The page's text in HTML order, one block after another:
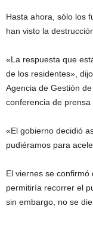
Hasta ahora, sólo los
han visto la
«La respuesta que
de los residentes»,
Agencia de Gestión
conferencia de prensa
«El gobierno decidió
pudiéramos para
El viernes se
permitiría recorrer el
sin embargo, no se